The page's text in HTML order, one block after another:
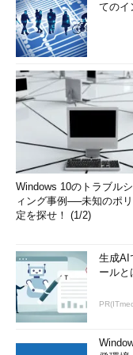
てのイ
Windows 10のトラブル
ィング事例──未知のポ
定を探せ！ (1/2)
生成AI
ールと